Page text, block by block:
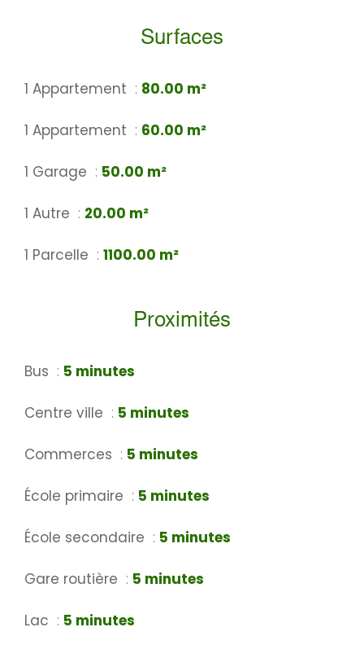
Surfaces
1 Appartement 80.00 m²
1 Appartement 60.00 m²
1 Garage 50.00 m²
1 Autre 20.00 m²
1 Parcelle 1100.00 m²
Proximités
Bus 5 minutes
Centre ville 5 minutes
Commerces 5 minutes
École primaire 5 minutes
École secondaire 5 minutes
Gare routière 5 minutes
Lac 5 minutes